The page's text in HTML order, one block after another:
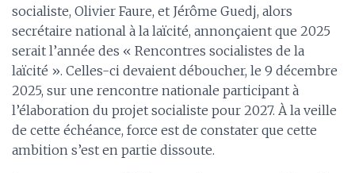
socialiste, Olivier Faure, et Jérôme Guedj, alors
secrétaire national à la laïcité, annonçaient que 2025
serait l’année des « Rencontres socialistes de la
laïcité ». Celles-ci devaient déboucher, le 9 décembre
2025, sur une rencontre nationale participant à
l’élaboration du projet socialiste pour 2027. À la veille
de cette échéance, force est de constater que cette
ambition s’est en partie dissoute.